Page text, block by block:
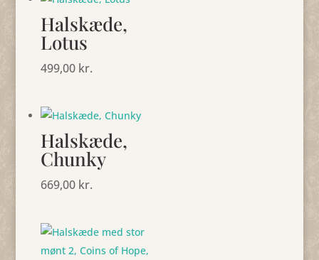
Halskæde,
Lotus
499,00 kr.
Halskæde,
Chunky
669,00 kr.